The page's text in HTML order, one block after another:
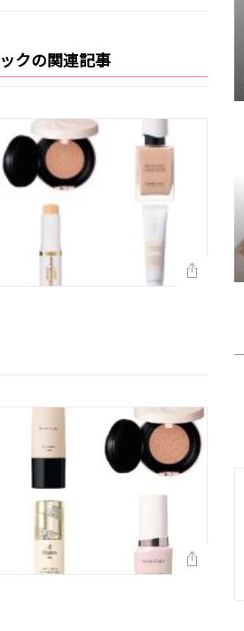
クの関連記事